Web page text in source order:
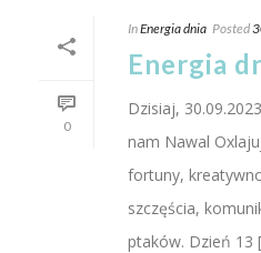
0
InEnergia dnia Posted
Energia
Dzisiaj,
nam Nawal
fortuny,
szczęścia,
ptaków. Dzień 13